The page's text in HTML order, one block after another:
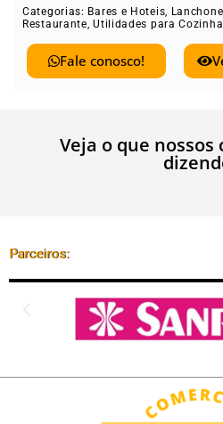
Categorias: Bares e Hoteis,
Restaurante,Utilidades para Cozinha
Fale conosco!
Veja o que
Parceiros: